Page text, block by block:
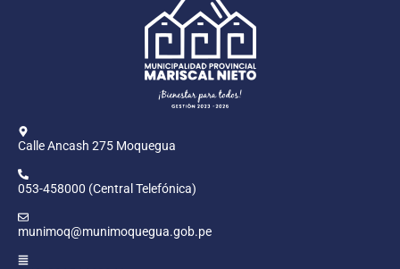
Calle Ancash 275 Moquegua
053-458000 (Central Telefónica)
munimoq@munimoquegua.gob.pe